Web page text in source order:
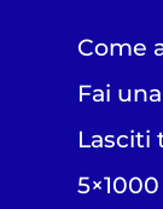
Come
Fai
Lasciti
5×1000